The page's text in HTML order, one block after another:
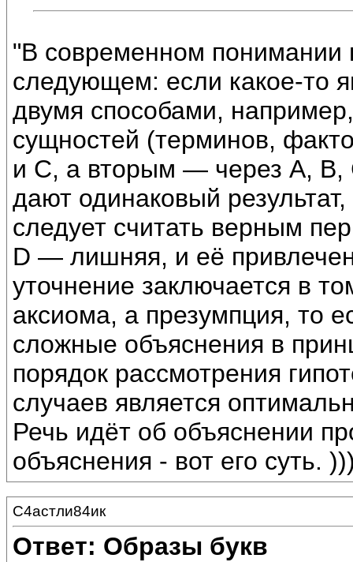
"В современном понимании
следующем: если какое-то
двумя способами,
сущностей (терминов,
и С, а вторым — через А, В,
дают одинаковый
следует считать верным
D — лишняя, и её
уточнение заключается в
аксиома, а презумпция, то
сложные объяснения в
порядок рассмотрения
случаев является
Речь идёт об объяснении
объяснения - вот его суть.
С4астли84ик
Ответ: Образы букв